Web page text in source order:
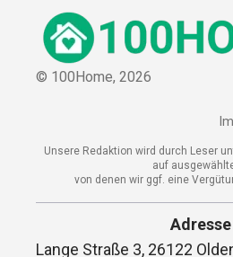
© 100Home, 2026
Unsere Redaktion wird durch Leser
auf
von denen wir ggf. eine
Adresse
Lange Straße 3, 26122